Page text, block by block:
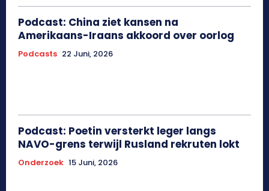
Podcast: China ziet kansen na
Amerikaans-Iraans akkoord over oorlog
Podcasts 22 Juni, 2026
Podcast: Poetin versterkt leger langs
NAVO-grens terwijl Rusland rekruten lokt
Onderzoek 15 Juni, 2026